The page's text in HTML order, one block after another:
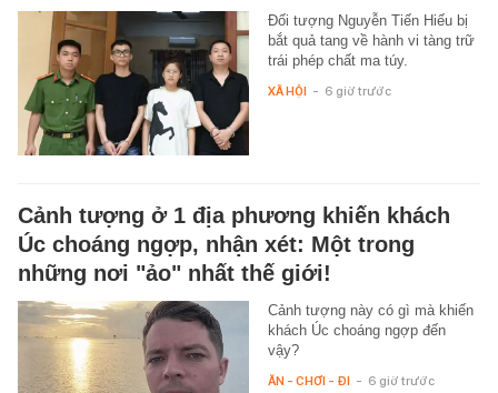
Đối tượng Nguyễn Tiến Hiếu bị
bắt quả tang về hành vi tàng trữ
trái phép chất ma túy.
XÃ HỘI - 6 giờ trước
Cảnh tượng ở 1 địa phương khiến khách
Úc choáng ngợp, nhận xét: Một trong
những nơi "ảo" nhất thế giới!
Cảnh tượng này có gì mà khiến
khách Úc choáng ngợp đến
vậy?
ĂN - CHƠI - ĐI - 6 giờ trước